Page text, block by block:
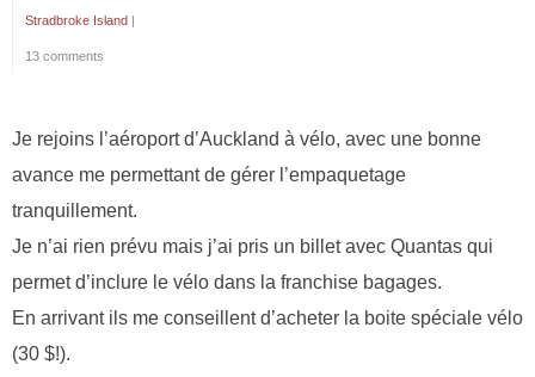
Stradbroke Island |
13 comments
Je rejoins l’aéroport d’Auckland à vélo, avec une bonne
avance me permettant de gérer l’empaquetage
tranquillement.
Je n’ai rien prévu mais j’ai pris un billet avec Quantas qui
permet d’inclure le vélo dans la franchise bagages.
En arrivant ils me conseillent d’acheter la boite spéciale vélo
(30 $!).